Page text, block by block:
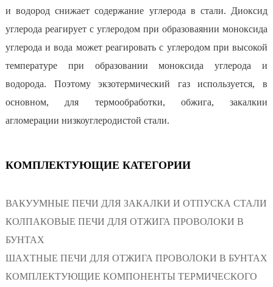
и водород снижает содержание углерода в стали. Диоксид
углерода реагирует с углеродом при образоваянии моноксида
углерода и вода может реагировать с углеродом при высокой
температуре при образовании моноксида углерода и
водорода. Поэтому экзотермический газ используется, в
основном, для термообработки, обжига, закалкии
агломерации низкоуглеродистой стали.
КОМПЛЕКТУЮЩИЕ КАТЕГОРИИ
ВАКУУМНЫЕ ПЕЧИ ДЛЯ ЗАКАЛКИ И ОТПУСКА СТАЛИ
КОЛПАКОВЫЕ ПЕЧИ ДЛЯ ОТЖИГА ПРОВОЛОКИ В
БУНТАХ
ШАХТНЫЕ ПЕЧИ ДЛЯ ОТЖИГА ПРОВОЛОКИ В БУНТАХ
КОМПЛЕКТУЮЩИЕ КОМПОНЕНТЫ ТЕРМИЧЕСКОГО